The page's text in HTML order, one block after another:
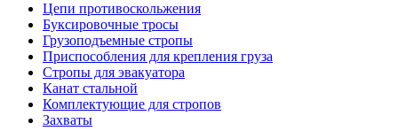
Цепи противоскольжения
Буксировочные тросы
Грузоподъемные стропы
Приспособления для крепления груза
Стропы для эвакуатора
Канат стальной
Комплектующие для стропов
Захваты